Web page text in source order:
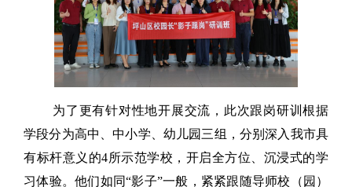
为了更有针对性地开展交流，此次跟岗研训根据
学段分为高中、中小学、幼儿园三组，分别深入我市具
有标杆意义的4所示范学校，开启全方位、沉浸式的学
习体验。他们如同“影子”一般，紧紧跟随导师校（园）